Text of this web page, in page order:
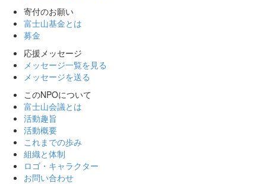
寄付のお願い
富士山基金とは
募金
応援メッセージ
メッセージ一覧を見る
メッセージを送る
このNPOについて
富士山会議とは
活動趣旨
活動概要
これまでの歩み
組織と体制
ロゴ・キャラクター
お問い合わせ